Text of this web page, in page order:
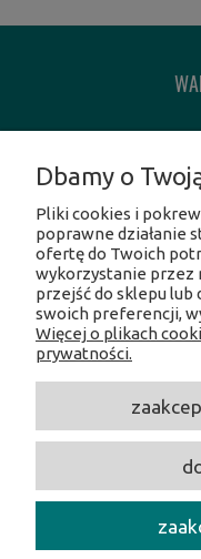
CentrumOpalania/
Dbamy o
Pliki cookies i
poprawne działanie
ofertę do Twoich
wykorzystanie przez
przejść do sklepu lub
swoich preferencji,
Więcej o plikach
prywatności.